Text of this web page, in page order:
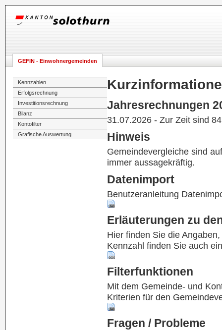
GEFIN - Einwohnergemeinden
Kennzahlen
Erfolgsrechnung
Investitionsrechnung
Bilanz
Kontofilter
Grafische Auswertung
Jahresrechnungen
31.07.2026 - Zur Zeit sind
Hinweis
Gemeindevergleiche sind
immer aussagekräftig.
Datenimport
Benutzeranleitung
Erläuterungen zu
Hier finden Sie die
Kennzahl finden Sie auch
Filterfunktionen
Mit dem Gemeinde- und
Kriterien für den
Fragen / Probleme